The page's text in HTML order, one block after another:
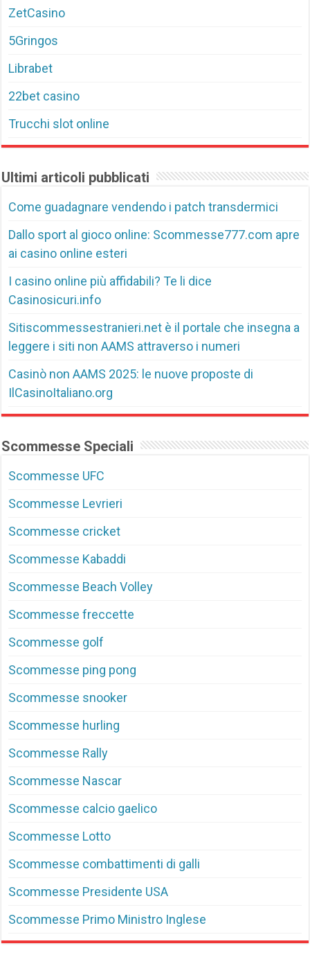
ZetCasino
5Gringos
Librabet
22bet casino
Trucchi slot online
Ultimi articoli pubblicati
Come guadagnare vendendo i patch transdermici
Dallo sport al gioco online: Scommesse777.com apre
ai casino online esteri
I casino online più affidabili? Te li dice
Casinosicuri.info
Sitiscommessestranieri.net è il portale che insegna a
leggere i siti non AAMS attraverso i numeri
Casinò non AAMS 2025: le nuove proposte di
IlCasinoItaliano.org
Scommesse Speciali
Scommesse UFC
Scommesse Levrieri
Scommesse cricket
Scommesse Kabaddi
Scommesse Beach Volley
Scommesse freccette
Scommesse golf
Scommesse ping pong
Scommesse snooker
Scommesse hurling
Scommesse Rally
Scommesse Nascar
Scommesse calcio gaelico
Scommesse Lotto
Scommesse combattimenti di galli
Scommesse Presidente USA
Scommesse Primo Ministro Inglese